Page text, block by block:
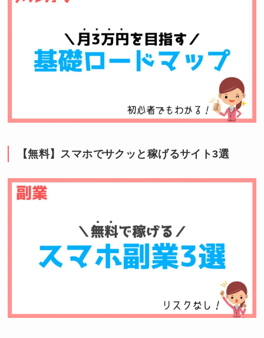
【無料】スマホでサクッと稼げるサイト3選